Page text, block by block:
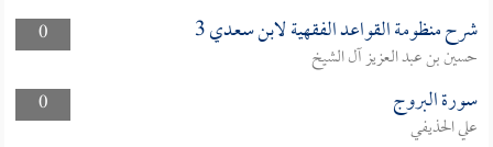
0 شرح منظومة القواعد الفقهية لابن سعدي 3
حسين بن عبد العزيز آل الشيخ
0
سورة البروج
علي الحذيفي